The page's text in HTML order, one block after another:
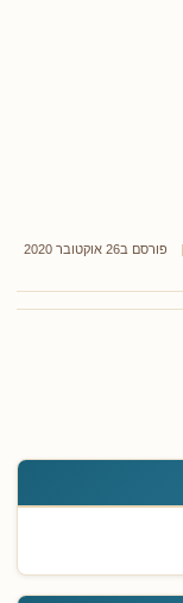
פורסם ב26 אוקטובר 2020